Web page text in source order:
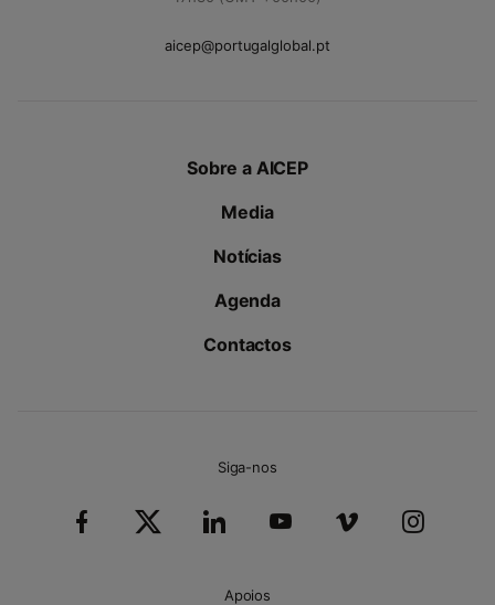
aicep@portugalglobal.pt
Sobre a AICEP
Media
Notícias
Agenda
Contactos
Siga-nos
Apoios